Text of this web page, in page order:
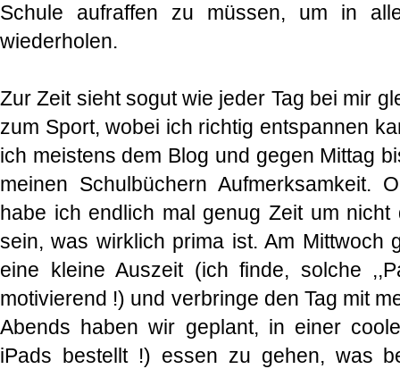
Schule aufraffen zu müssen, um in
wiederholen.
Zur Zeit sieht sogut wie jeder Tag bei mir
zum Sport, wobei ich richtig entspannen
ich meistens dem Blog und gegen Mittag
meinen Schulbüchern Aufmerksamkeit.
habe ich endlich mal genug Zeit um
sein, was wirklich prima ist. Am Mittwoch
eine kleine Auszeit (ich finde, solche
motivierend !) und verbringe den Tag mit
Abends haben wir geplant, in einer
iPads bestellt !) essen zu gehen, was